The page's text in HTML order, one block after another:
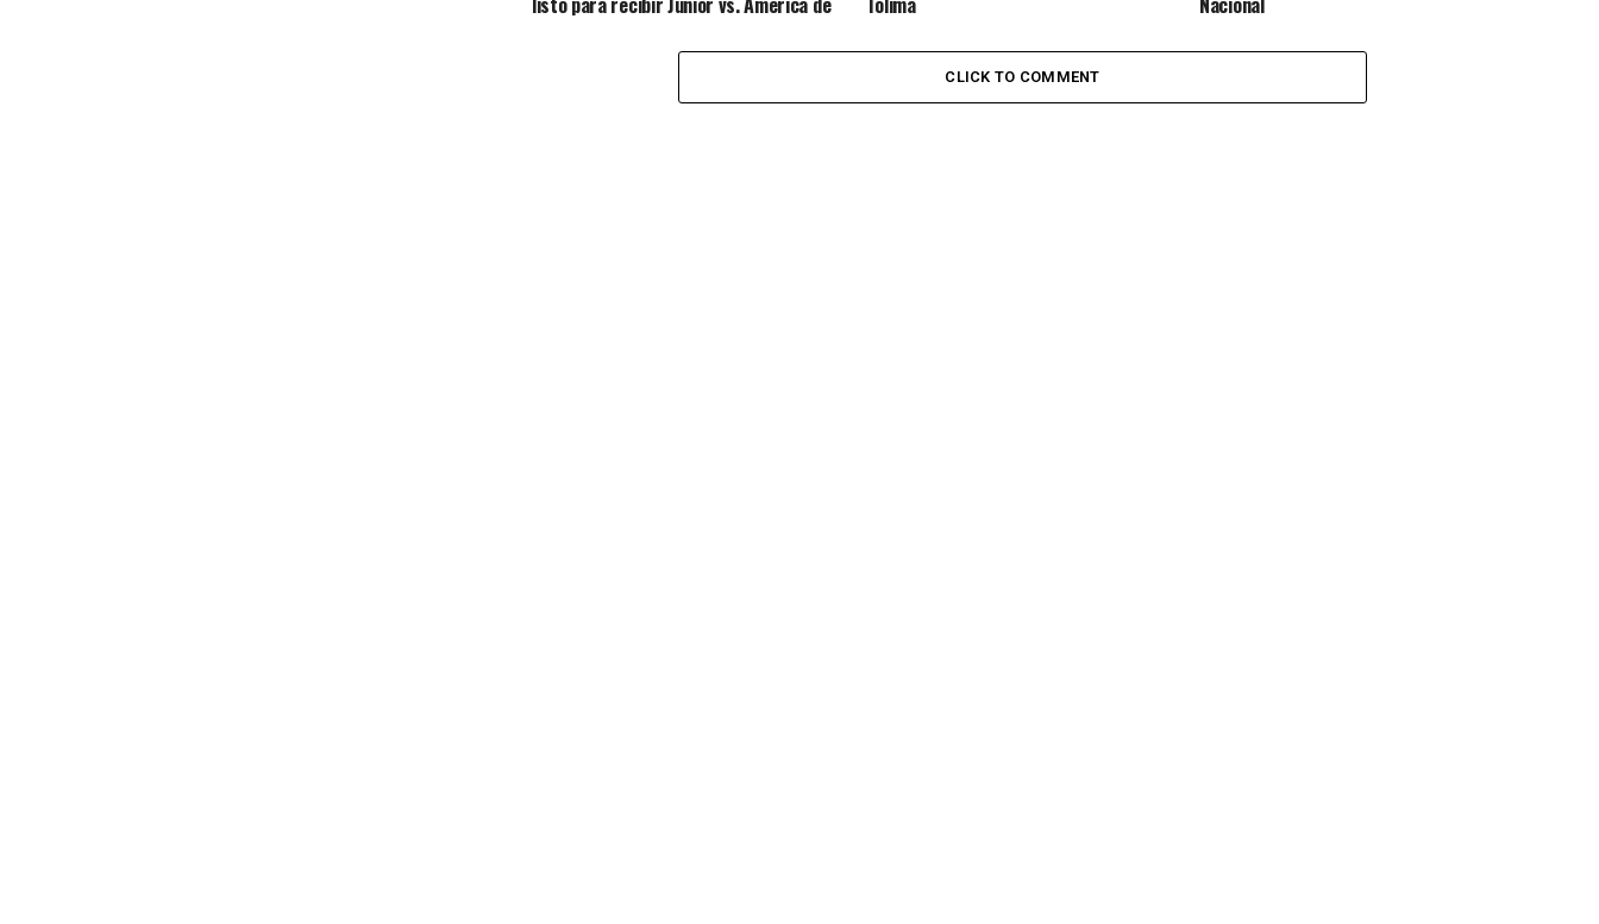
CLICK TO COMMENT